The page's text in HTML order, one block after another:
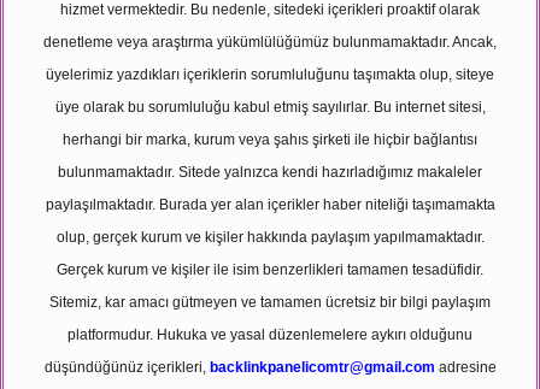
hizmet vermektedir. Bu nedenle, sitedeki içerikleri proaktif olarak
denetleme veya araştırma yükümlülüğümüz bulunmamaktadır. Ancak,
üyelerimiz yazdıkları içeriklerin sorumluluğunu taşımakta olup, siteye
üye olarak bu sorumluluğu kabul etmiş sayılırlar. Bu internet sitesi,
herhangi bir marka, kurum veya şahıs şirketi ile hiçbir bağlantısı
bulunmamaktadır. Sitede yalnızca kendi hazırladığımız makaleler
paylaşılmaktadır. Burada yer alan içerikler haber niteliği taşımamakta
olup, gerçek kurum ve kişiler hakkında paylaşım yapılmamaktadır.
Gerçek kurum ve kişiler ile isim benzerlikleri tamamen tesadüfidir.
Sitemiz, kar amacı gütmeyen ve tamamen ücretsiz bir bilgi paylaşım
platformudur. Hukuka ve yasal düzenlemelere aykırı olduğunu
düşündüğünüz içerikleri, backlinkpanelicomtr@gmail.com adresine